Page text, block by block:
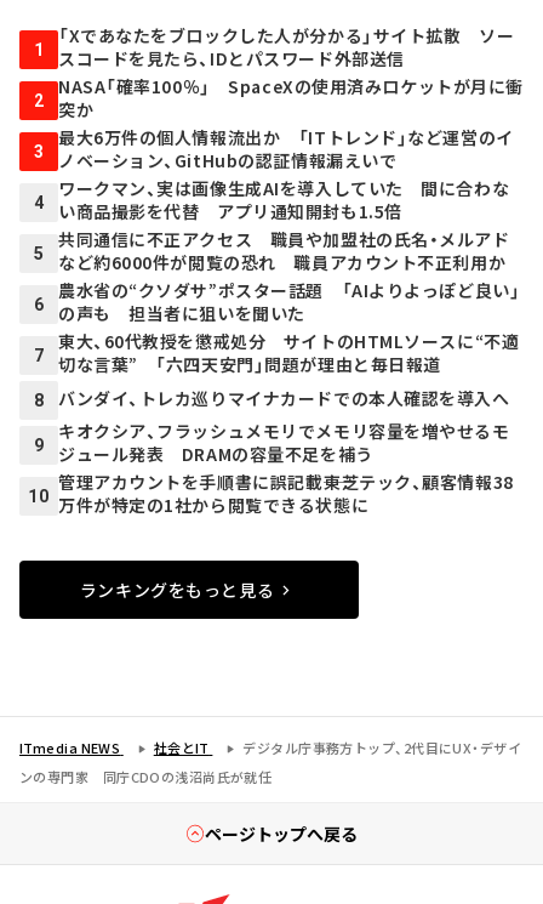
1
「Xであなたをブロックした人が分かる」サイト拡散 ソー
スコードを見たら、IDとパスワード外部送信
2
NASA「確率100％」 SpaceXの使用済みロケットが月に衝
突か
3
最大6万件の個人情報流出か 「ITトレンド」など運営のイ
ノベーション、GitHubの認証情報漏えいで
4
ワークマン、実は画像生成AIを導入していた 間に合わな
い商品撮影を代替 アプリ通知開封も1.5倍
5
共同通信に不正アクセス 職員や加盟社の氏名・メルアド
など約6000件が閲覧の恐れ 職員アカウント不正利用か
6
農水省の“クソダサ”ポスター話題 「AIよりよっぽど良い」
の声も 担当者に狙いを聞いた
7
東大、60代教授を懲戒処分 サイトのHTMLソースに“不適
切な言葉” 「六四天安門」問題が理由と毎日報道
8 バンダイ、トレカ巡りマイナカードでの本人確認を導入へ
9
キオクシア、フラッシュメモリでメモリ容量を増やせるモ
ジュール発表 DRAMの容量不足を補う
10
管理アカウントを手順書に誤記載――東芝テック、顧客情報38
万件が特定の1社から閲覧できる状態に
ランキングをもっと見る
ITmedia NEWS 社会とIT
デジタル庁事務方トップ、2代目にUX・デザイ
ンの専門家 同庁CDOの浅沼尚氏が就任
ページトップへ戻る